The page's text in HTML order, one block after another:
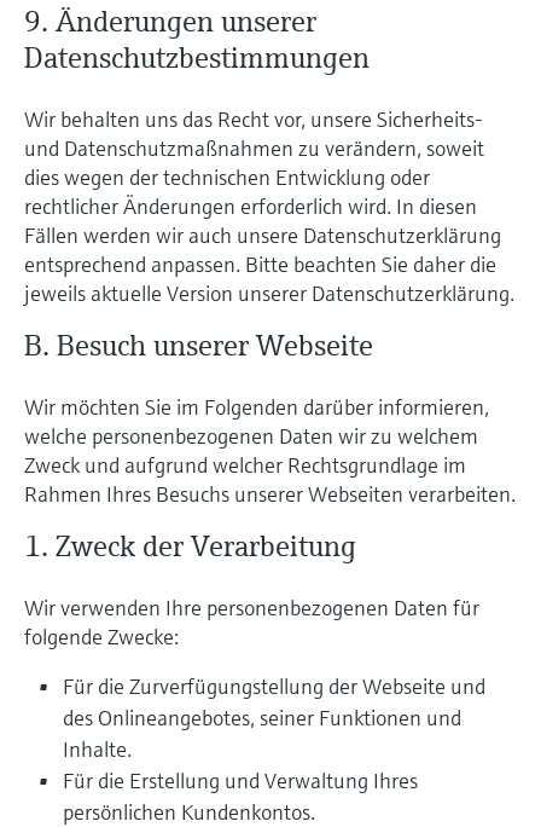
9. Änderungen unserer
Datenschutzbestimmungen
Wir behalten uns das Recht vor, unsere Sicherheits-
und Datenschutzmaßnahmen zu verändern, soweit
dies wegen der technischen Entwicklung oder
rechtlicher Änderungen erforderlich wird. In diesen
Fällen werden wir auch unsere Datenschutzerklärung
entsprechend anpassen. Bitte beachten Sie daher die
jeweils aktuelle Version unserer Datenschutzerklärung.
B. Besuch unserer Webseite
Wir möchten Sie im Folgenden darüber informieren,
welche personenbezogenen Daten wir zu welchem
Zweck und aufgrund welcher Rechtsgrundlage im
Rahmen Ihres Besuchs unserer Webseiten verarbeiten.
1. Zweck der Verarbeitung
Wir verwenden Ihre personenbezogenen Daten für
folgende Zwecke:
Für die Zurverfügungstellung der Webseite und
des Onlineangebotes, seiner Funktionen und
Inhalte.
Für die Erstellung und Verwaltung Ihres
persönlichen Kundenkontos.